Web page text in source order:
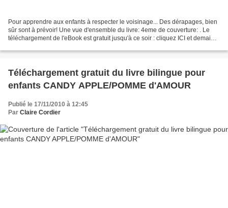
Pour apprendre aux enfants à respecter le voisinage... Des dérapages, bien
sûr sont à prévoir! Une vue d'ensemble du livre: 4eme de couverture: . Le
téléchargement de l'eBook est gratuit jusqu'à ce soir : cliquez ICI et demain,
Téléchargement gratuit du livre bilingue pour
enfants CANDY APPLE/POMME d'AMOUR
Publié le 17/11/2010 à 12:45
Par Claire Cordier